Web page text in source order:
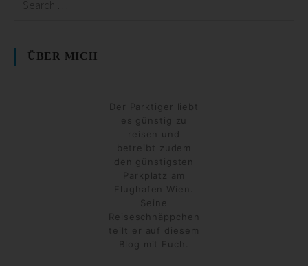
ÜBER MICH
Der Parktiger liebt
es günstig zu
reisen und
betreibt zudem
den günstigsten
Parkplatz am
Flughafen Wien.
Seine
Reiseschnäppchen
teilt er auf diesem
Blog mit Euch.